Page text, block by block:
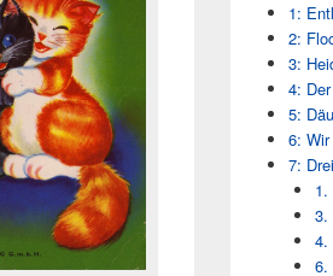
1:
2:
3:
4:
5:
6:
7:
1.
3.
4.
6.